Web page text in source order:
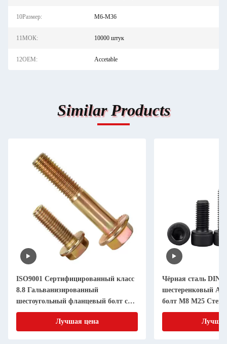
10Размер: M6-M36
11МОК: 10000 штук
12OEM: Accetable
Similar Products
ISO9001 Сертифицированный класс
8.8 Гальванизированный
шестоугольный фланцевый болт с
зубчатой стиральной машиной DIN
Лучшая цена
Чёрная сталь DIN
шестеренковый
болт M8 M25
Сертификат